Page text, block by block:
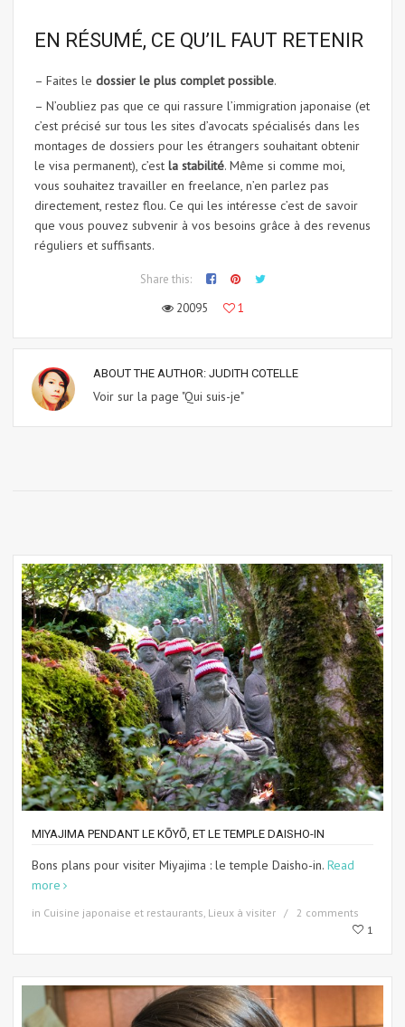
EN RÉSUMÉ, CE QU’IL FAUT RETENIR
– Faites le dossier le plus complet possible.
– N’oubliez pas que ce qui rassure l’immigration japonaise (et
c’est précisé sur tous les sites d’avocats spécialisés dans les
montages de dossiers pour les étrangers souhaitant obtenir
le visa permanent), c’est la stabilité. Même si comme moi,
vous souhaitez travailler en freelance, n’en parlez pas
directement, restez flou. Ce qui les intéresse c’est de savoir
que vous pouvez subvenir à vos besoins grâce à des revenus
réguliers et suffisants.
Share this:
20095
1
ABOUT THE AUTHOR: JUDITH COTELLE
Voir sur la page "Qui suis-je"
MIYAJIMA PENDANT LE KŌYŌ, ET LE TEMPLE DAISHO-IN
Bons plans pour visiter Miyajima : le temple Daisho-in. Read
more
in Cuisine japonaise et restaurants Lieux à visiter
2 comments
1